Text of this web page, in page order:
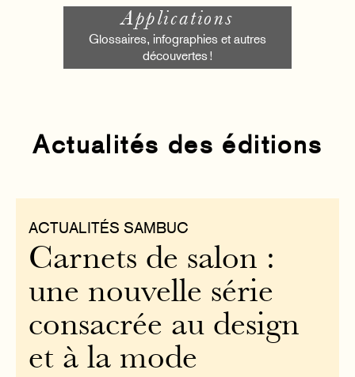
Applications
Glossaires, infographies et autres
découvertes !
Actualités des éditions
ACTUALITÉS SAMBUC
Carnets de salon :
une nouvelle série
consacrée au design
et à la mode